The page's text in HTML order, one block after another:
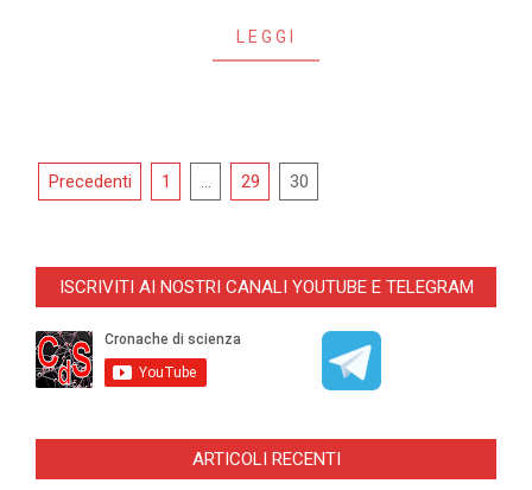
LEGGI
Navigazione
Precedenti 1 … 29 30
ISCRIVITI AI NOSTRI CANALI YOUTUBE E TELEGRAM
ARTICOLI RECENTI